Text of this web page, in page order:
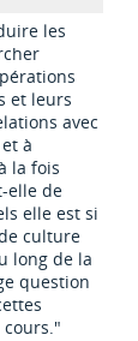
les
et leurs
avec
à
la fois
elle de
elle est si
culture
long de la
question